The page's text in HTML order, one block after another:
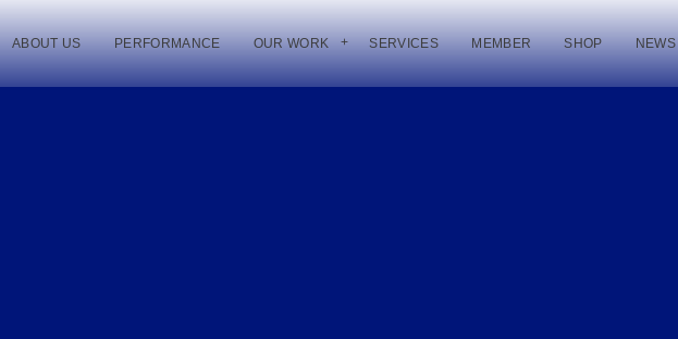
ABOUT US PERFORMANCE OUR WORK SERVICES MEMBER SHOP NEWS